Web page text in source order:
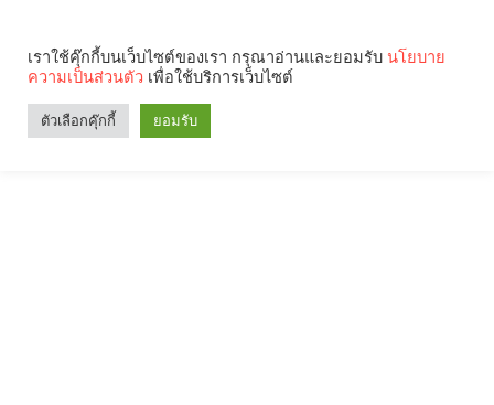
เราใช้คุ๊กกี้บนเว็บไซต์ของเรา กรุณาอ่านและยอมรับ นโยบาย
ความเป็นส่วนตัว เพื่อใช้บริการเว็บไซต์
ตัวเลือกคุ๊กกี้ ยอมรับ